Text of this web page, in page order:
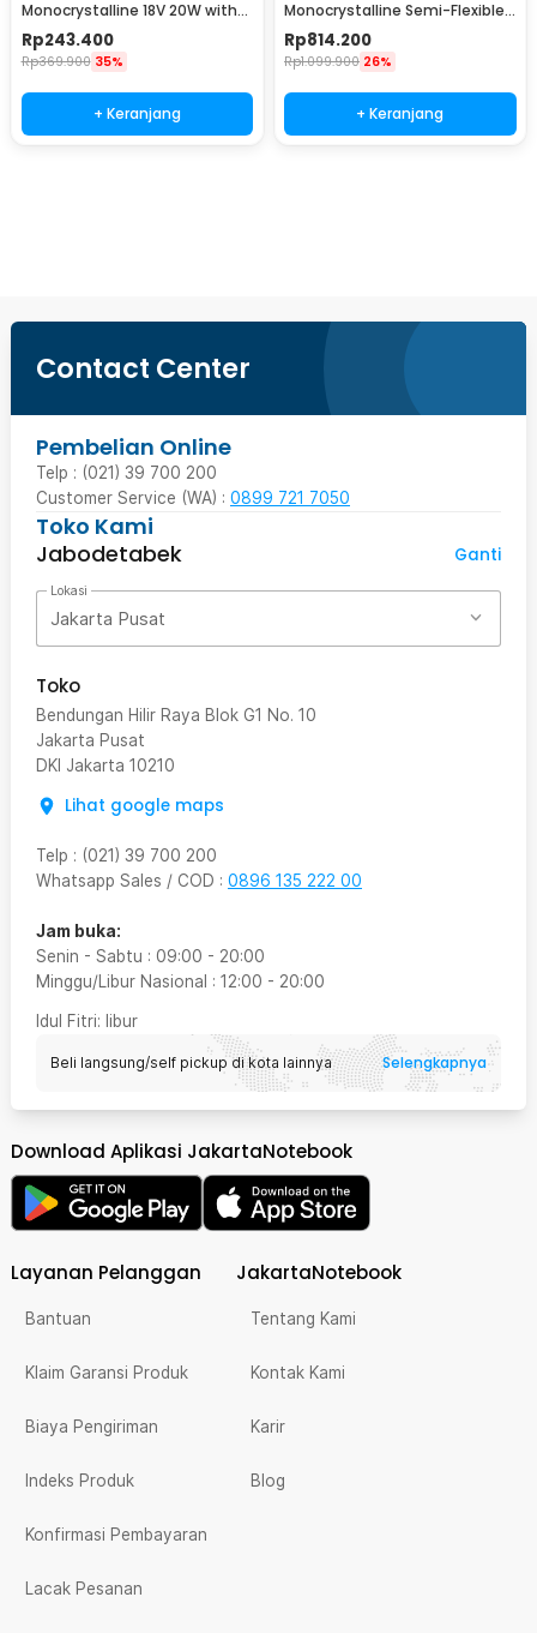
Monocrystalline 18V 20W with
Controller - W88-C
Rp243.400
Rp369.900 35%
+ Keranjang
Monocrystalline Semi-Flexible
18V 110W - SN25
Rp814.200
Rp1.099.900 26%
+ Keranjang
Contact Center
Pembelian Online
Telp : (021) 39 700 200
Customer Service (WA) : 0899 721 7050
Toko Kami
Jabodetabek
Ganti
Lokasi
Jakarta Pusat
Toko
Bendungan Hilir Raya Blok G1 No. 10
Jakarta Pusat
DKI Jakarta 10210
Lihat google maps
Telp : (021) 39 700 200
Whatsapp Sales / COD : 0896 135 222 00
Jam buka:
Senin - Sabtu : 09:00 - 20:00
Minggu/Libur Nasional : 12:00 - 20:00
Idul Fitri: libur
Beli langsung/self pickup di kota lainnya Selengkapnya
Download Aplikasi JakartaNotebook
Layanan Pelanggan
Bantuan
Klaim Garansi Produk
Biaya Pengiriman
Indeks Produk
Konfirmasi Pembayaran
Lacak Pesanan
JakartaNotebook
Tentang Kami
Kontak Kami
Karir
Blog